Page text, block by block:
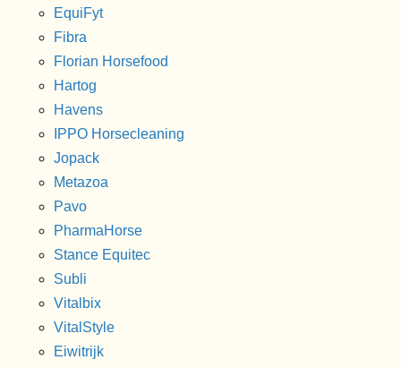
EquiFyt
Fibra
Florian Horsefood
Hartog
Havens
IPPO Horsecleaning
Jopack
Metazoa
Pavo
PharmaHorse
Stance Equitec
Subli
Vitalbix
VitalStyle
Eiwitrijk